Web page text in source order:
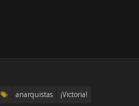
anarquistas ¡Victoria!